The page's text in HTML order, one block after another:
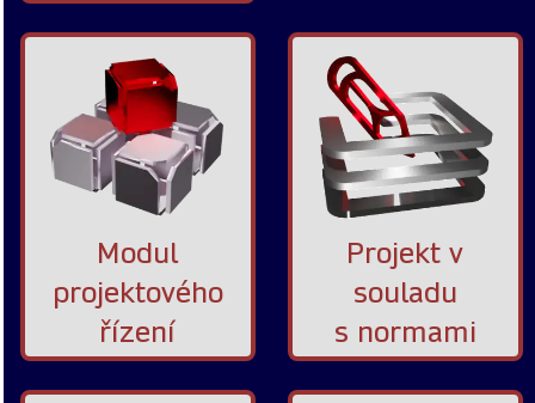
Modul
projektového
řízení
Projekt v
souladu
s normami